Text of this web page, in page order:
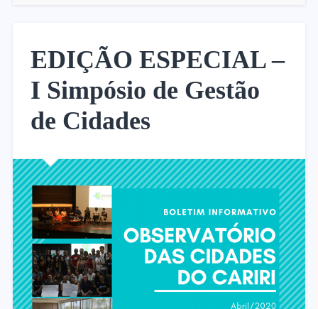
EDIÇÃO ESPECIAL –
I Simpósio de Gestão
de Cidades